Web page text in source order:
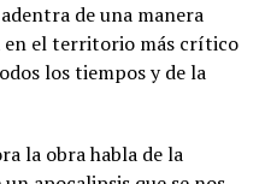
de una manera
en el territorio más crítico
los tiempos y de la
la obra habla de la